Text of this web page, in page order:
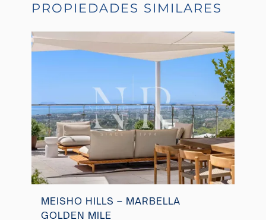
PROPIEDADES SIMILARES
MEISHO HILLS – MARBELLA
GOLDEN MILE